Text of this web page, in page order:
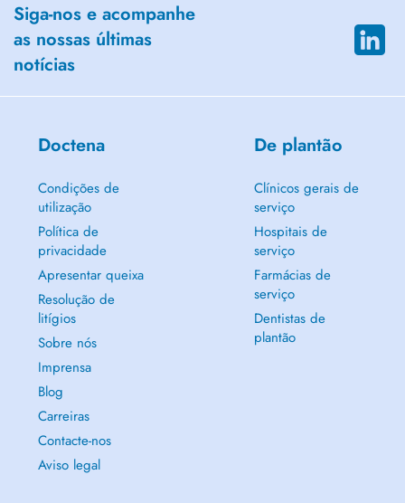
Siga-nos e acompanhe
as nossas últimas
notícias
Doctena
Condições de
utilização
Política de
privacidade
Apresentar queixa
Resolução de
litígios
Sobre nós
Imprensa
Blog
Carreiras
Contacte-nos
Aviso legal
De plantão
Clínicos gerais de
serviço
Hospitais de
serviço
Farmácias de
serviço
Dentistas de
plantão